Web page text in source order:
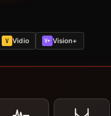
V Vidio V+ Vision+